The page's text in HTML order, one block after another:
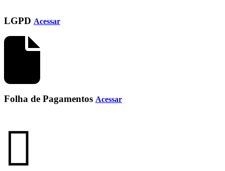
LGPD Acessar
Folha de Pagamentos Acessar